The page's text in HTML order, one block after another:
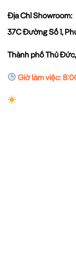
Địa Chỉ Showroom:
37C Đường Số 1,
Thành phố Thủ
Giờ làm việc: